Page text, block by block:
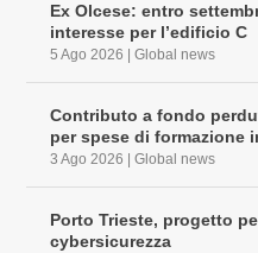
Ex Olcese: entro
interesse per l’edificio C
5 Ago 2026 |Global news
Contributo a fondo
per spese di formazione
3 Ago 2026 |Global news
Porto Trieste, progetto
cybersicurezza